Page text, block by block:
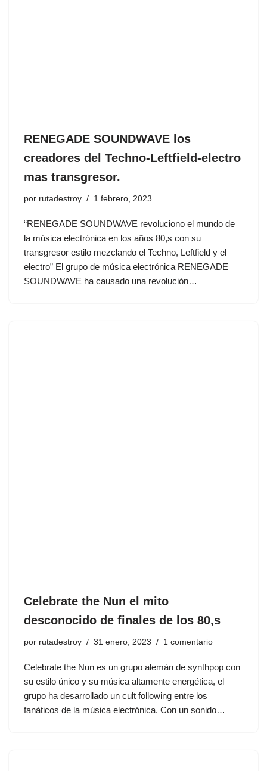
RENEGADE SOUNDWAVE los
creadores del Techno-Leftfield-electro
mas transgresor.
por rutadestroy 1 febrero, 2023
“RENEGADE SOUNDWAVE revoluciono el mundo de
la música electrónica en los años 80,s con su
transgresor estilo mezclando el Techno, Leftfield y el
electro” El grupo de música electrónica RENEGADE
SOUNDWAVE ha causado una revolución…
Celebrate the Nun el mito
desconocido de finales de los 80,s
por rutadestroy 31 enero, 2023 1 comentario
Celebrate the Nun es un grupo alemán de synthpop con
su estilo único y su música altamente energética, el
grupo ha desarrollado un cult following entre los
fanáticos de la música electrónica. Con un sonido…